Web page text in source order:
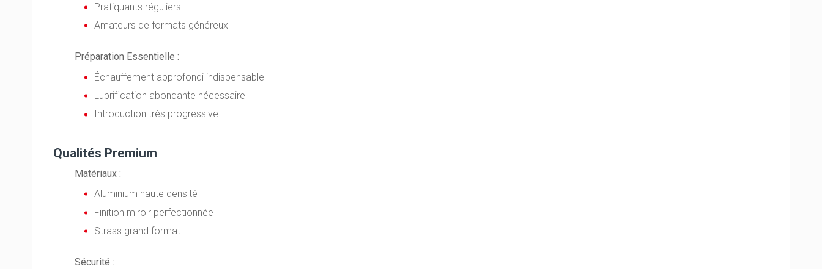
Pratiquants réguliers
Amateurs de formats généreux
Préparation Essentielle :
Échauffement approfondi indispensable
Lubrification abondante nécessaire
Introduction très progressive
Qualités Premium
Matériaux :
Aluminium haute densité
Finition miroir perfectionnée
Strass grand format
Sécurité :